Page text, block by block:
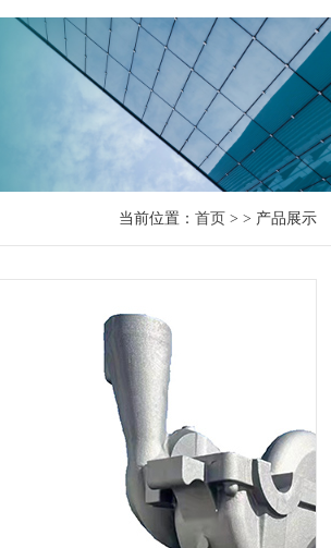
当前位置： 首页 > > 产品展示